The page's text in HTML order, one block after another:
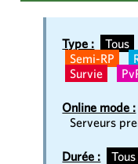
Type : Tous
Semi-RP
Survie
Online mode :
Serveurs
Durée :
Tous